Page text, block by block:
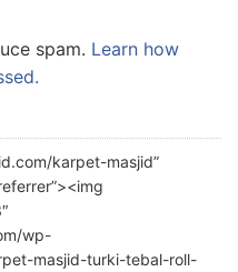
spam. Learn how
karpet-masjid”
wp-
masjid-turki-tebal-roll-